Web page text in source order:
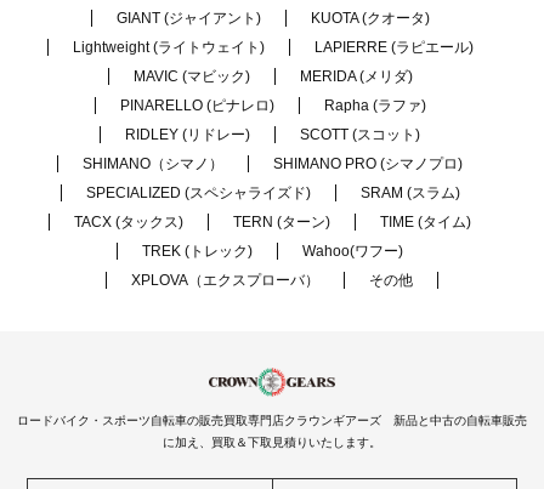
GIANT (ジャイアント)
KUOTA (クオータ)
Lightweight (ライトウェイト)
LAPIERRE (ラピエール)
MAVIC (マビック)
MERIDA (メリダ)
PINARELLO (ピナレロ)
Rapha (ラファ)
RIDLEY (リドレー)
SCOTT (スコット)
SHIMANO（シマノ）
SHIMANO PRO (シマノプロ)
SPECIALIZED (スペシャライズド)
SRAM (スラム)
TACX (タックス)
TERN (ターン)
TIME (タイム)
TREK (トレック)
Wahoo(ワフー)
XPLOVA（エクスプローバ）
その他
ロードバイク・スポーツ自転車の販売買取専門店クラウンギアーズ 新品と中古の自転車販売
に加え、買取＆下取見積りいたします。